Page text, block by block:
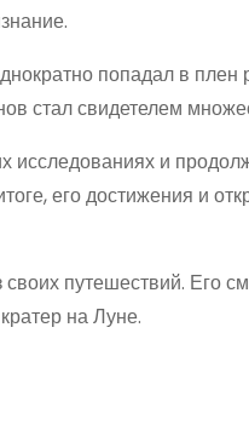
попадал в
стал свидетелем
исследованиях и
его достижения и
путешествий. Его
на Луне.